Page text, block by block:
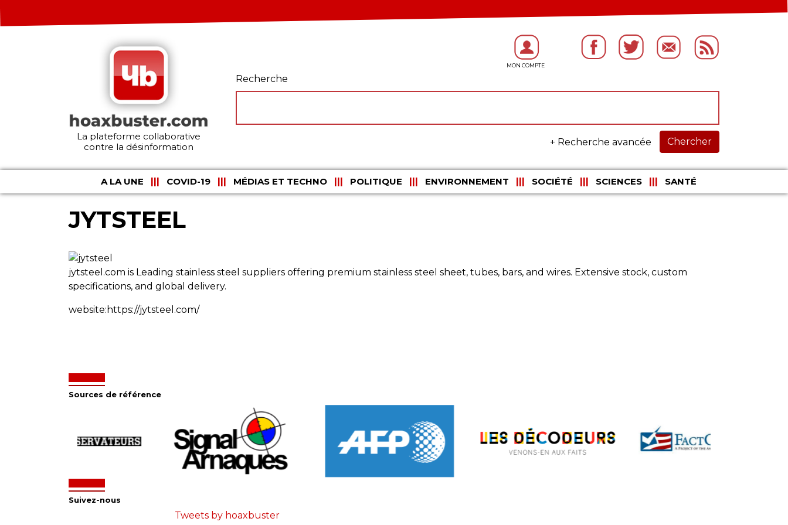
La plateforme collaborative
contre la désinformation
Recherche
Chercher
+ Recherche avancée
A LA UNE COVID-19 MÉDIAS ET TECHNO POLITIQUE ENVIRONNEMENT SOCIÉTÉ SCIENCES SANTÉ
JYTSTEEL
jytsteel.com is Leading stainless steel suppliers offering premium stainless steel sheet, tubes, bars, and wires. Extensive stock, custom
specifications, and global delivery.
website:https://jytsteel.com/
Sources de référence
Suivez-nous
Tweets by hoaxbuster